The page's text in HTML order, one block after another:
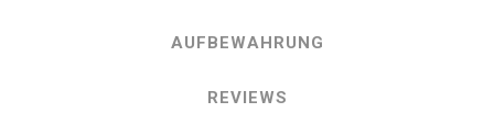
AUFBEWAHRUNG
REVIEWS